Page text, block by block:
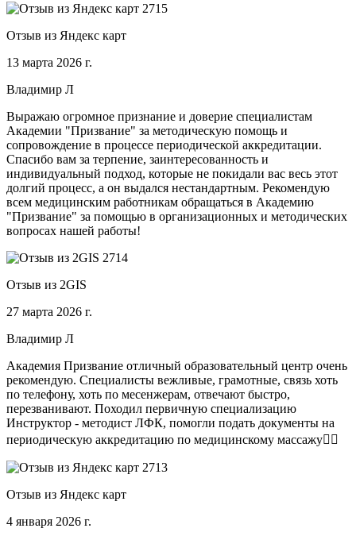
Отзыв из Яндекс карт
13 марта 2026 г.
Владимир Л
Выражаю огромное признание и доверие специалистам
Академии "Призвание" за методическую помощь и
сопровождение в процессе периодической аккредитации.
Спасибо вам за терпение, заинтересованность и
индивидуальный подход, которые не покидали вас весь этот
долгий процесс, а он выдался нестандартным. Рекомендую
всем медицинским работникам обращаться в Академию
"Призвание" за помощью в организационных и методических
вопросах нашей работы!
Отзыв из 2GIS
27 марта 2026 г.
Владимир Л
Академия Призвание отличный образовательный центр очень
рекомендую. Специалисты вежливые, грамотные, связь хоть
по телефону, хоть по месенжерам, отвечают быстро,
перезванивают. Походил первичную специализацию
Инструктор - методист ЛФК, помогли подать документы на
периодическую аккредитацию по медицинскому массажу🧑‍⚕️
Отзыв из Яндекс карт
4 января 2026 г.